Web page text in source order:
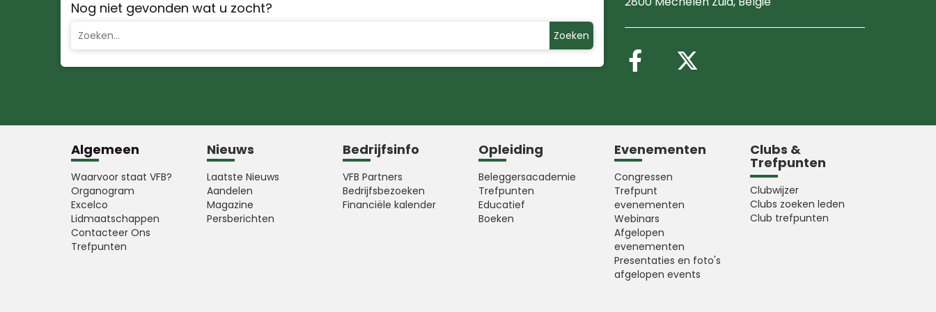
Nog niet gevonden wat u zocht?
Zoeken
Volg ons op Facebook
Algemeen
Waarvoor staat VFB?
Organogram
Excelco
Lidmaatschappen
Contacteer Ons
Trefpunten
Nieuws
Laatste Nieuws
Aandelen
Magazine
Persberichten
Bedrijfsinfo
VFB Partners
Bedrijfsbezoeken
Financiële kalender
Opleiding
Beleggersacademie
Trefpunten
Educatief
Boeken
Evenementen
Congressen
Trefpunt
evenementen
Webinars
Afgelopen
evenementen
Presentaties en foto's
afgelopen events
Clubs &
Trefpunten
Clubwijzer
Clubs zoeken leden
Club trefpunten